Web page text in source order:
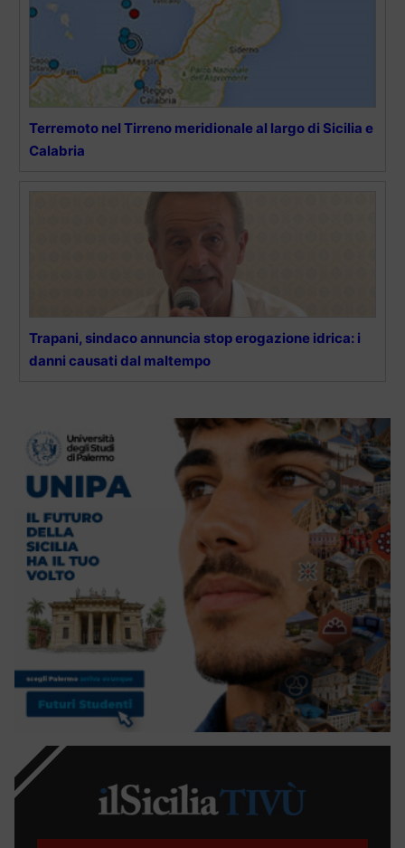
Terremoto nel Tirreno meridionale al largo di Sicilia e
Calabria
Trapani, sindaco annuncia stop erogazione idrica: i
danni causati dal maltempo